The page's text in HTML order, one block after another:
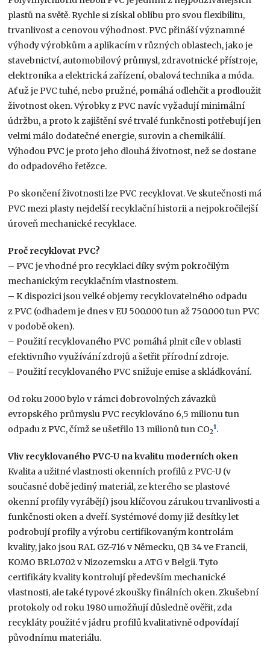
plastů na světě. Rychle si získal oblibu pro svou flexibilitu,
trvanlivost a cenovou výhodnost. PVC přináší významné
výhody výrobkům a aplikacím v různých oblastech, jako je
stavebnictví, automobilový průmysl, zdravotnické přístroje,
elektronika a elektrická zařízení, obalová technika a móda.
Ať už je PVC tuhé, nebo pružné, pomáhá odlehčit a prodloužit
životnost oken. Výrobky z PVC navíc vyžadují minimální
údržbu, a proto k zajištění své trvalé funkčnosti potřebují jen
velmi málo dodatečné energie, surovin a chemikálií.
Výhodou PVC je proto jeho dlouhá životnost, než se dostane
do odpadového řetězce.
Po skončení životnosti lze PVC recyklovat. Ve skutečnosti má
PVC mezi plasty nejdelší recyklační historii a nejpokročilejší
úroveň mechanické recyklace.
Proč recyklovat PVC?
– PVC je vhodné pro recyklaci díky svým pokročilým
mechanickým recyklačním vlastnostem.
– K dispozici jsou velké objemy recyklovatelného odpadu
z PVC (odhadem je dnes v EU 500.000 tun až 750.000 tun PVC
v podobě oken).
– Použití recyklovaného PVC pomáhá plnit cíle v oblasti
efektivního využívání zdrojů a šetřit přírodní zdroje.
– Použití recyklovaného PVC snižuje emise a skládkování.
Od roku 2000 bylo v rámci dobrovolných závazků
evropského průmyslu PVC recyklováno 6,5 milionu tun
odpadu z PVC, čímž se ušetřilo 13 milionů tun CO2
1.
Vliv recyklovaného PVC-U na kvalitu moderních oken
Kvalita a užitné vlastnosti okenních profilů z PVC-U (v
současné době jediný materiál, ze kterého se plastové
okenní profily vyrábějí) jsou klíčovou zárukou trvanlivosti a
funkčnosti oken a dveří. Systémové domy již desítky let
podrobují profily a výrobu certifikovaným kontrolám
kvality, jako jsou RAL GZ-716 v Německu, QB 34 ve Francii,
KOMO BRL0702 v Nizozemsku a ATG v Belgii. Tyto
certifikáty kvality kontrolují především mechanické
vlastnosti, ale také typové zkoušky finálních oken. Zkušební
protokoly od roku 1980 umožňují důsledně ověřit, zda
recykláty použité v jádru profilů kvalitativně odpovídají
původnímu materiálu.